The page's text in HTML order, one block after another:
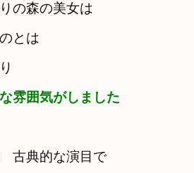
の森の美女は
とは
雰囲気がしました
古典的な演目で